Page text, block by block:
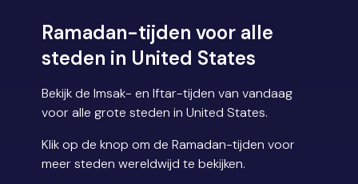
Ramadan-tijden voor alle
steden in United States
Bekijk de Imsak- en Iftar-tijden van vandaag
voor alle grote steden in United States.
Klik op de knop om de Ramadan-tijden voor
meer steden wereldwijd te bekijken.